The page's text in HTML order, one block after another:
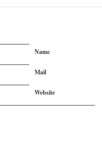
Name
Mail
Website